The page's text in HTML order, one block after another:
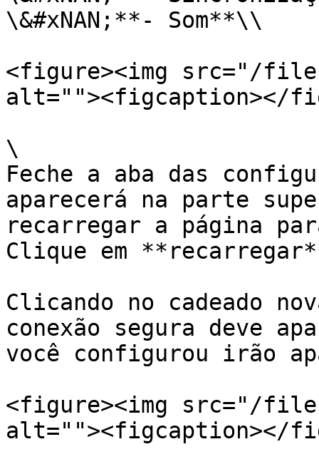
\&#xNAN;**- Som**\\
<figure><img src="/files/
alt=""><figcaption></
\
Feche a aba das
aparecerá na parte
recarregar a página
Clique em
Clicando no cadeado
conexão segura deve
você configurou irão
<figure><img src="/